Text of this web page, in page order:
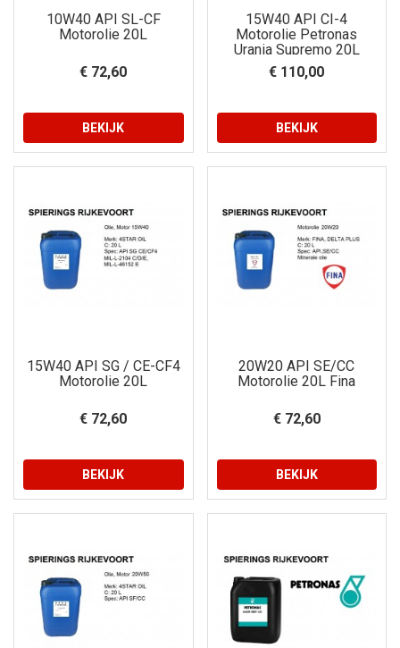
10W40 API SL-CF
Motorolie 20L
€ 72,60
BEKIJK
15W40 API CI-4
Motorolie Petronas
Urania Supremo 20L
€ 110,00
BEKIJK
15W40 API SG / CE-CF4
Motorolie 20L
€ 72,60
BEKIJK
20W20 API SE/CC
Motorolie 20L Fina
€ 72,60
BEKIJK